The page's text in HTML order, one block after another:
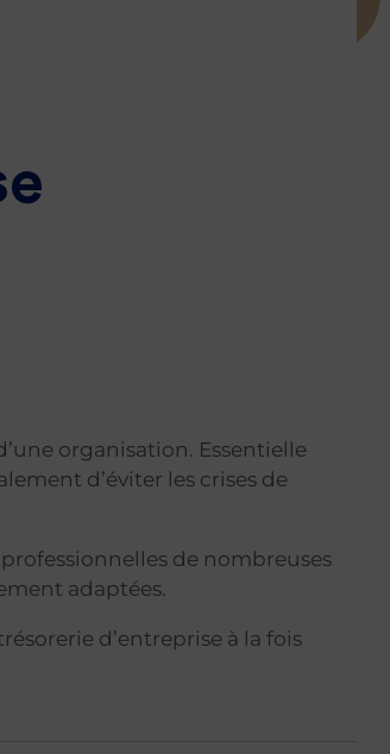
organisation. Essentielle
d’éviter les crises de
de nombreuses
adaptées.
d’entreprise à la fois